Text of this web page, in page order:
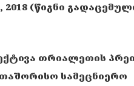
2018 (წიგნი
თრიალეთის
სამეცნიერო